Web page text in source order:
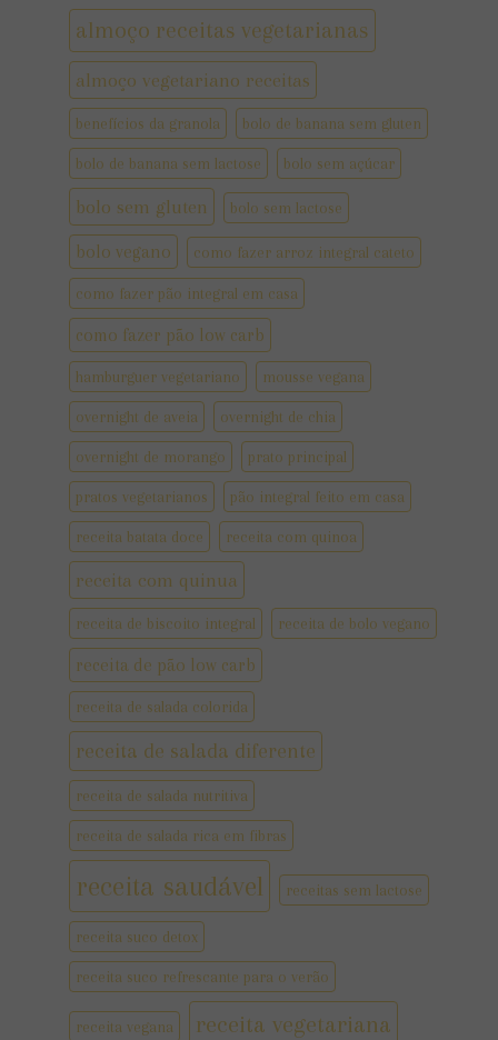
almoço receitas vegetarianas
almoço vegetariano receitas
benefícios da granola bolo de banana sem gluten
bolo de banana sem lactose bolo sem açúcar
bolo sem gluten bolo sem lactose
bolo vegano como fazer arroz integral cateto
como fazer pão integral em casa
como fazer pão low carb
hamburguer vegetariano mousse vegana
overnight de aveia overnight de chia
overnight de morango prato principal
pratos vegetarianos pão integral feito em casa
receita batata doce receita com quinoa
receita com quinua
receita de biscoito integral receita de bolo vegano
receita de pão low carb
receita de salada colorida
receita de salada diferente
receita de salada nutritiva
receita de salada rica em fibras
receita saudável receitas sem lactose
receita suco detox
receita suco refrescante para o verão
receita vegana receita vegetariana